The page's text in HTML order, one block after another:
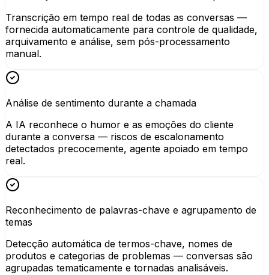
Transcrição em tempo real de todas as conversas —
fornecida automaticamente para controle de qualidade,
arquivamento e análise, sem pós-processamento
manual.
Análise de sentimento durante a chamada
A IA reconhece o humor e as emoções do cliente
durante a conversa — riscos de escalonamento
detectados precocemente, agente apoiado em tempo
real.
Reconhecimento de palavras-chave e agrupamento de
temas
Detecção automática de termos-chave, nomes de
produtos e categorias de problemas — conversas são
agrupadas tematicamente e tornadas analisáveis.